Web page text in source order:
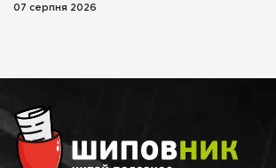
07 серпня 2026